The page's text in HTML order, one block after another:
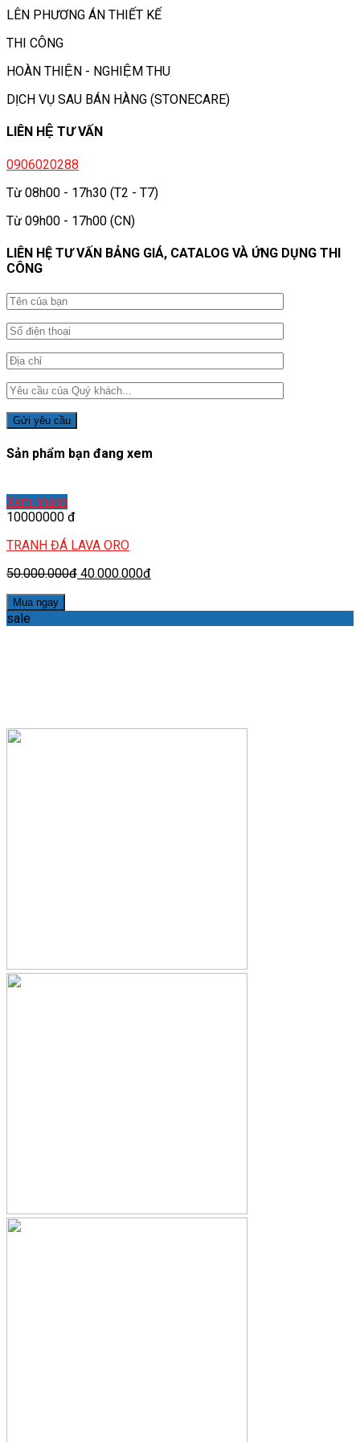
LÊN PHƯƠNG ÁN THIẾT KẾ
THI CÔNG
HOÀN THIỆN - NGHIỆM THU
DỊCH VỤ SAU BÁN HÀNG (STONECARE)
LIÊN HỆ TƯ VẤN
0906020288
Từ 08h00 - 17h30 (T2 - T7)
Từ 09h00 - 17h00 (CN)
LIÊN HỆ TƯ VẤN BẢNG GIÁ, CATALOG VÀ ỨNG DỤNG THI
CÔNG
Sản phẩm bạn đang xem
Xem nhanh
10000000 đ
TRANH ĐÁ LAVA ORO
50.000.000đ 40.000.000đ
Mua ngay
sale